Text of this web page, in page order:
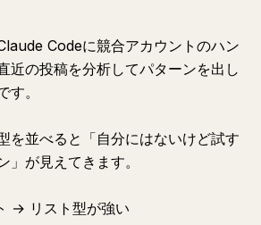
Codeに競合アカウントのハン
近の投稿を分析してパターンを出し
す。
を並べると「自分にはないけど試す
」が見えてきます。
→ リスト型が強い